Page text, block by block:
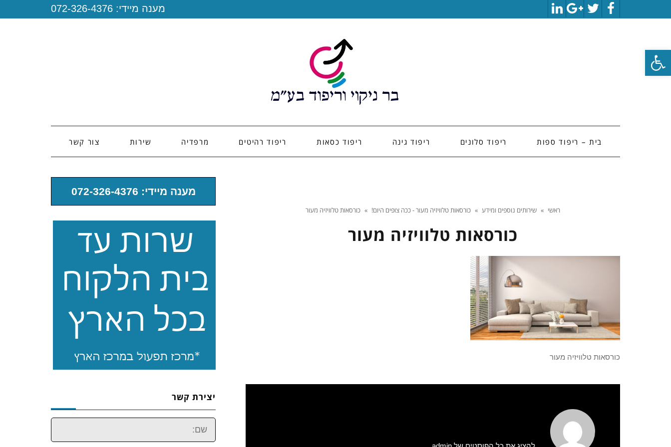
פתח סרגל נגישות
Facebook
Twitter
Google+
LinkedIn
מענה מיידי: 072-326-4376
בית – ריפוד ספות ריפוד סלונים ריפוד גינה ריפוד כסאות ריפוד רהיטים מרפדיה שירות צור קשר
ראשי » שירותים נוספים ומידע » כורסאות טלוויזיה מעור - ככה צופים היום! » כורסאות טלוויזיה מעור
כורסאות טלוויזיה מעור
כורסאות טלוויזיה מעור
מענה מיידי: 072-326-4376
יצירת קשר
שם: